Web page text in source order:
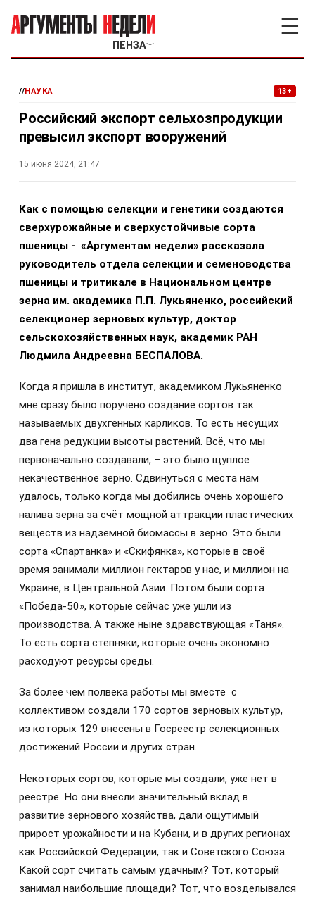
ПЕНЗА﹀
☰
//НАУКА 13+
Российский экспорт сельхозпродукции
превысил экспорт вооружений
15 июня 2024, 21:47
Как с помощью селекции и генетики создаются
сверхурожайные и сверхустойчивые сорта
пшеницы - «Аргументам недели» рассказала
руководитель отдела селекции и семеноводства
пшеницы и тритикале в Национальном центре
зерна им. академика П.П. Лукьяненко, российский
селекционер зерновых культур, доктор
сельскохозяйственных наук, академик РАН
Людмила Андреевна БЕСПАЛОВА.
Когда я пришла в институт, академиком Лукьяненко
мне сразу было поручено создание сортов так
называемых двухгенных карликов. То есть несущих
два гена редукции высоты растений. Всё, что мы
первоначально создавали, – это было щуплое
некачественное зерно. Сдвинуться с места нам
удалось, только когда мы добились очень хорошего
налива зерна за счёт мощной аттракции пластических
веществ из надземной биомассы в зерно. Это были
сорта «Спартанка» и «Скифянка», которые в своё
время занимали миллион гектаров у нас, и миллион на
Украине, в Центральной Азии. Потом были сорта
«Победа-50», которые сейчас уже ушли из
производства. А также ныне здравствующая «Таня».
То есть сорта степняки, которые очень экономно
расходуют ресурсы среды.
За более чем полвека работы мы вместе с
коллективом создали 170 сортов зерновых культур,
из которых 129 внесены в Госреестр селекционных
достижений России и других стран.
Некоторых сортов, которые мы создали, уже нет в
реестре. Но они внесли значительный вклад в
развитие зернового хозяйства, дали ощутимый
прирост урожайности и на Кубани, и в других регионах
как Российской Федерации, так и Советского Союза.
Какой сорт считать самым удачным? Тот, который
занимал наибольшие площади? Тот, что возделывался